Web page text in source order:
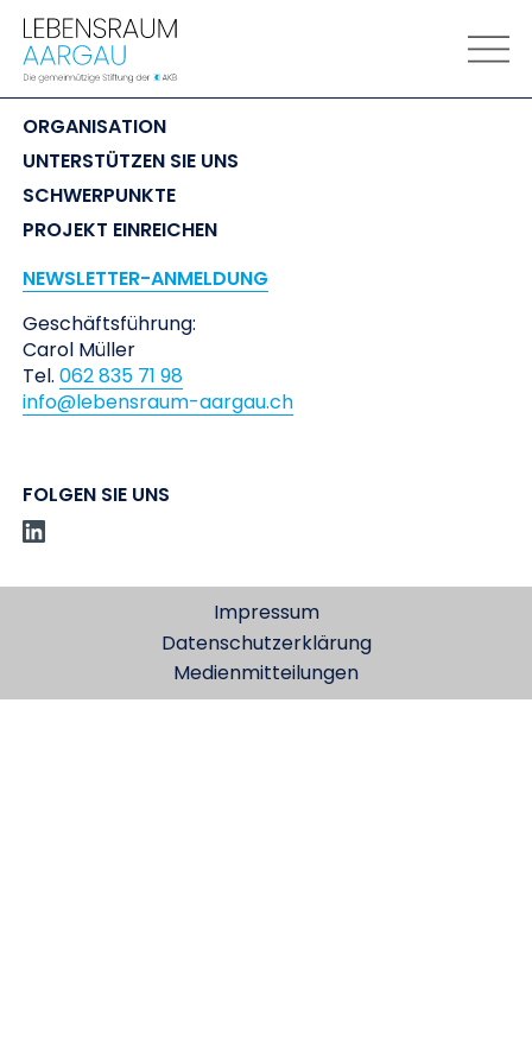
LEBENSRAUM
AARGAU
ORGANISATION
UNTERSTÜTZEN SIE UNS
SCHWERPUNKTE
PROJEKT EINREICHEN
NEWSLETTER-ANMELDUNG
Geschäftsführung:
Carol Müller
Tel. 062 835 71 98
info@lebensraum-aargau.ch
FOLGEN SIE UNS
Impressum
Datenschutzerklärung
Medienmitteilungen